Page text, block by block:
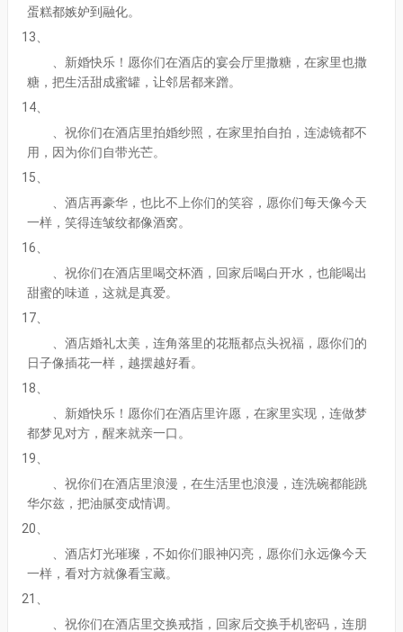
蛋糕都嫉妒到融化。
13、
、新婚快乐！愿你们在酒店的宴会厅里撒糖，在家里也撒
糖，把生活甜成蜜罐，让邻居都来蹭。
14、
、祝你们在酒店里拍婚纱照，在家里拍自拍，连滤镜都不
用，因为你们自带光芒。
15、
、酒店再豪华，也比不上你们的笑容，愿你们每天像今天
一样，笑得连皱纹都像酒窝。
16、
、祝你们在酒店里喝交杯酒，回家后喝白开水，也能喝出
甜蜜的味道，这就是真爱。
17、
、酒店婚礼太美，连角落里的花瓶都点头祝福，愿你们的
日子像插花一样，越摆越好看。
18、
、新婚快乐！愿你们在酒店里许愿，在家里实现，连做梦
都梦见对方，醒来就亲一口。
19、
、祝你们在酒店里浪漫，在生活里也浪漫，连洗碗都能跳
华尔兹，把油腻变成情调。
20、
、酒店灯光璀璨，不如你们眼神闪亮，愿你们永远像今天
一样，看对方就像看宝藏。
21、
、祝你们在酒店里交换戒指，回家后交换手机密码，连朋